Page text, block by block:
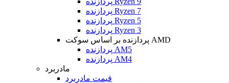
پردازنده Ryzen 7
پردازنده Ryzen 5
پردازنده Ryzen 3
پردازنده بر اساس سوکت AMD
پردازنده AM5
پردازنده AM4
مادربرد
قیمت مادربرد